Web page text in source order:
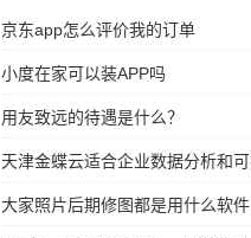
京东app怎么评价我的订单
小度在家可以装APP吗
用友致远的待遇是什么？
大家照片后期修图都是用什么软件